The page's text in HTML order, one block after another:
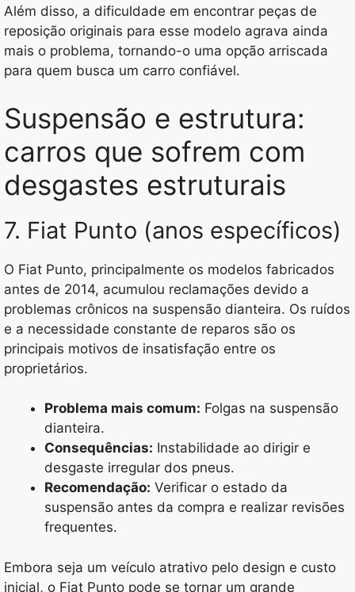
Além disso, a dificuldade em encontrar peças de
reposição originais para esse modelo agrava ainda
mais o problema, tornando-o uma opção arriscada
para quem busca um carro confiável.
Suspensão e estrutura:
carros que sofrem com
desgastes estruturais
7. Fiat Punto (anos específicos)
O Fiat Punto, principalmente os modelos fabricados
antes de 2014, acumulou reclamações devido a
problemas crônicos na suspensão dianteira. Os ruídos
e a necessidade constante de reparos são os
principais motivos de insatisfação entre os
proprietários.
Problema mais comum: Folgas na suspensão
dianteira.
Consequências: Instabilidade ao dirigir e
desgaste irregular dos pneus.
Recomendação: Verificar o estado da
suspensão antes da compra e realizar revisões
frequentes.
Embora seja um veículo atrativo pelo design e custo
inicial, o Fiat Punto pode se tornar um grande